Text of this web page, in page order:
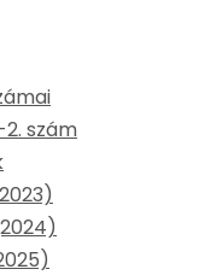
2. szám